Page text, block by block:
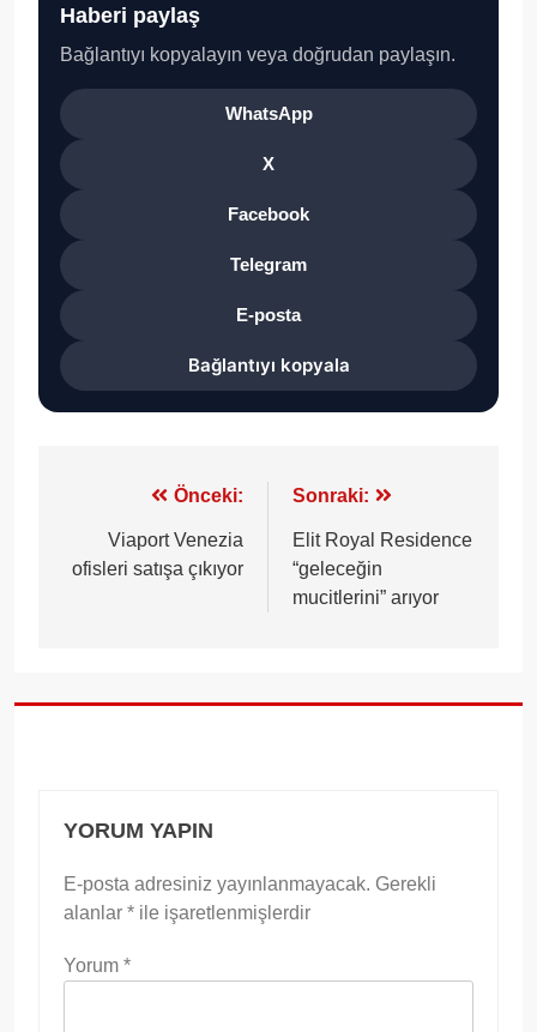
Haberi paylaş
Bağlantıyı kopyalayın veya doğrudan paylaşın.
WhatsApp
X
Facebook
Telegram
E-posta
Bağlantıyı kopyala
gezinmesi
Önceki:
Viaport Venezia
ofisleri satışa çıkıyor
Sonraki:
Elit Royal Residence
“geleceğin
mucitlerini” arıyor
YORUM YAPIN
E-posta adresiniz yayınlanmayacak. Gerekli
alanlar * ile işaretlenmişlerdir
Yorum *